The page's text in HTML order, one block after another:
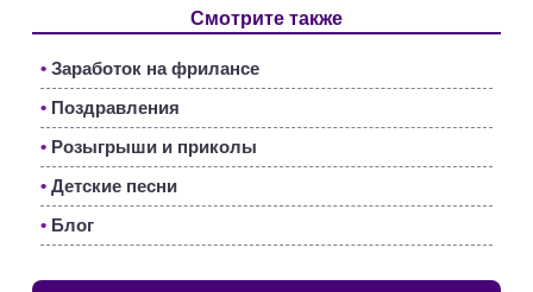
Смотрите также
• Заработок на фрилансе
• Поздравления
• Розыгрыши и приколы
• Детские песни
• Блог